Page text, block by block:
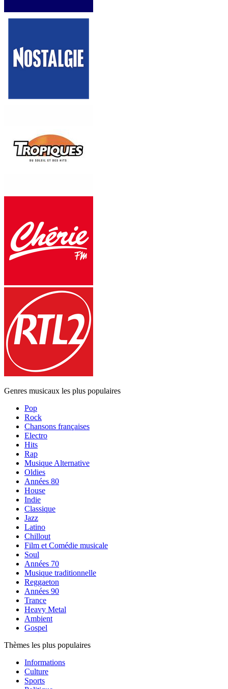
Genres musicaux les plus populaires
Pop
Rock
Chansons françaises
Electro
Hits
Rap
Musique Alternative
Oldies
Années 80
House
Indie
Classique
Jazz
Latino
Chillout
Film et Comédie musicale
Soul
Années 70
Musique traditionnelle
Reggaeton
Années 90
Trance
Heavy Metal
Ambient
Gospel
Thèmes les plus populaires
Informations
Culture
Sports